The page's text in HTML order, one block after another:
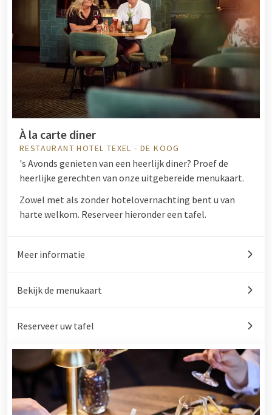
À la carte diner
RESTAURANT HOTEL TEXEL - DE KOOG
's Avonds genieten van een heerlijk diner? Proef de
heerlijke gerechten van onze uitgebereide menukaart.
Zowel met als zonder hotelovernachting bent u van
harte welkom. Reserveer hieronder een tafel.
Meer informatie
Bekijk de menukaart
Reserveer uw tafel